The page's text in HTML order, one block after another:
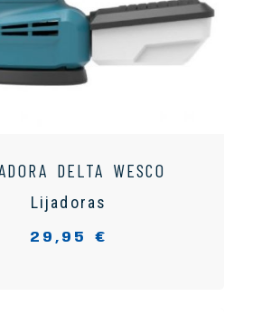
DELTA WESCO
Lijadoras
29,95 €